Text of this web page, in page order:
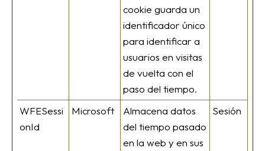
cookie guarda un
identificador único
para identificar a
usuarios en visitas
de vuelta con el
paso del tiempo.
WFESessi
onId
Microsoft
Almacena datos
del tiempo pasado
en la web y en sus
Sesión